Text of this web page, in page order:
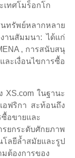
เทศโมร็อกโก
ทรัพย์หลากหลาย
านสัมมนา: ได้แก่
, การสนับสนุ
ละเงื่อนไขการซื้อ
XS.com ในฐานะ
ฟริกา สะท้อนถึง
อขายและ
ยกระดับศักยภาพ
ลยีล้ำสมัยและรูป
ต้องการของ